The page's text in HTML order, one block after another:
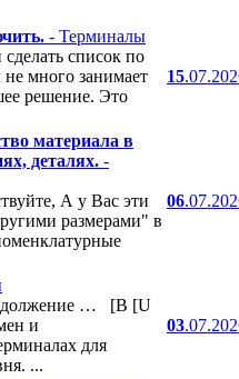
- Терминалы
список по
много занимает
решение. Это
15
материала в
деталях. -
А у Вас эти
размерами" в
06
… [B [U
и
для
...
03